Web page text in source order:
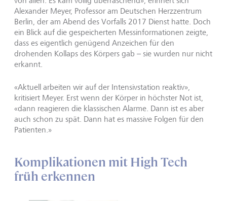
Alexander Meyer, Professor am Deutschen Herzzentrum
Berlin, der am Abend des Vorfalls 2017 Dienst hatte. Doch
ein Blick auf die gespeicherten Messinformationen zeigte,
dass es eigentlich genügend Anzeichen für den
drohenden Kollaps des Körpers gab – sie wurden nur nicht
erkannt.
«Aktuell arbeiten wir auf der Intensivstation reaktiv»,
kritisiert Meyer. Erst wenn der Körper in höchster Not ist,
«dann reagieren die klassischen Alarme. Dann ist es aber
auch schon zu spät. Dann hat es massive Folgen für den
Patienten.»
Komplikationen mit High Tech
früh erkennen